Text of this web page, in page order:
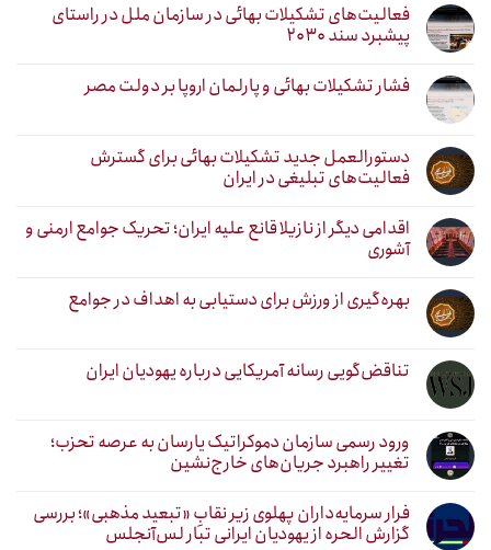
فعالیت‌های تشکیلات بهائی در سازمان ملل در راستای
پیشبرد سند ۲۰۳۰
فشار تشکیلات بهائی و پارلمان اروپا بر دولت مصر
دستورالعمل جدید تشکیلات بهائی برای گسترش
فعالیت‌های تبلیغی در ایران
اقدامی دیگر از نازیلا قانع علیه ایران؛ تحریک جوامع ارمنی و
آشوری
بهره‌گیری از ورزش برای دستیابی به اهداف در جوامع
تناقض‌گویی رسانه آمریکایی درباره یهودیان ایران
ورود رسمی سازمان دموکراتیک یارسان به عرصه تحزب؛
تغییر راهبرد جریان‌های خارج‌نشین
فرار سرمایه‌داران پهلوی زیر نقابِ «تبعید مذهبی»؛ بررسی
گزارش الحره از یهودیان ایرانی تبار لس‌آنجلس